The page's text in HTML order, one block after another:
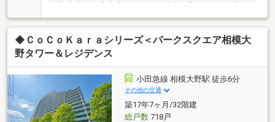
階×南東向き◆南東向きにつき陽当り良好。また9階に
つき眺望良好です♪◆新規リフォーム◆内装を一新し
た綺麗な住まいで、気持ちよく新生活を始められま
す。◆全居室収納つき◆クローゼット完備。ウォーク
インクローゼットもありお部屋をすっきりお使いいた
トロック、宅配ボックス、敷地内ごみ置き場食洗機
付、モニター付きインターホン、水栓一体型浄水器、
浴室乾燥機 等◆ペット飼育可◆大切なペットと一緒
に暮らせます。（細則有）
◆ＣｏＣｏＫａｒａシリーズ＜パークスクエア相模大
野タワー＆レジデンス
小田急線 相模大野駅 徒歩6分
その他の交通
築17年7ヶ月/32階建
総戸数718戸